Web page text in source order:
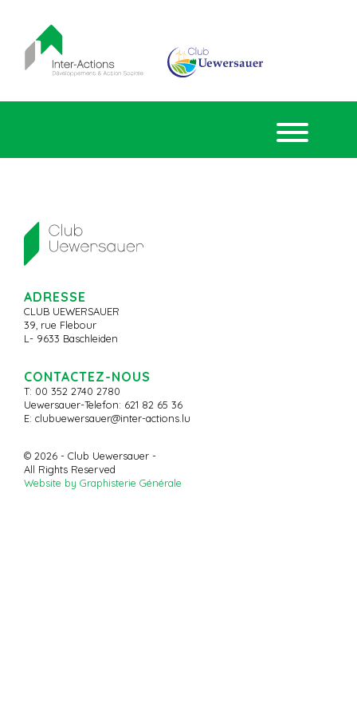
ADRESSE
CLUB UEWERSAUER
39, rue Flebour
L- 9633 Baschleiden
CONTACTEZ-NOUS
T: 00 352 2740 2780
Uewersauer-Telefon: 621 82 65 36
E: clubuewersauer@inter-actions.lu
© 2026 - Club Uewersauer -
All Rights Reserved
Website by Graphisterie Générale